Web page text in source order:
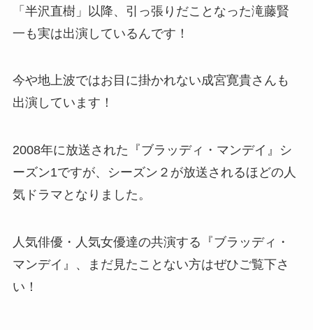
「半沢直樹」以降、引っ張りだことなった滝藤賢
一も実は出演しているんです！
今や地上波ではお目に掛かれない成宮寛貴さんも
出演しています！
2008年に放送された『ブラッディ・マンデイ』シ
ーズン1ですが、シーズン２が放送されるほどの人
気ドラマとなりました。
人気俳優・人気女優達の共演する『ブラッディ・
マンデイ』、まだ見たことない方はぜひご覧下さ
い！